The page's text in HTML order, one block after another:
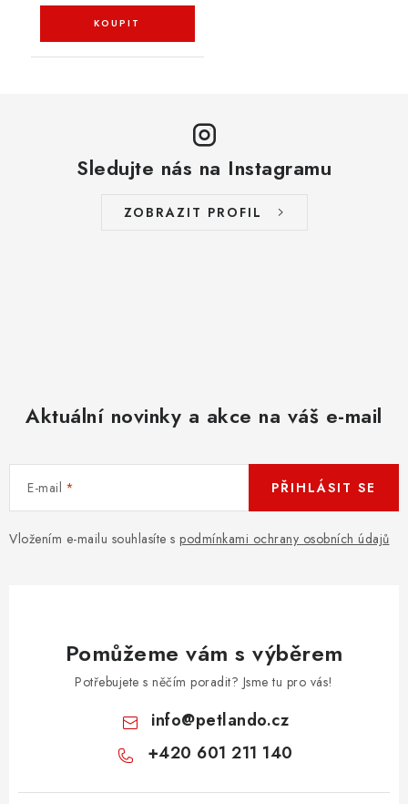
Sledujte nás na Instagramu
ZOBRAZIT PROFIL
Aktuální novinky a akce na váš e-mail
E-mail
Vložením e-mailu souhlasíte s podmínkami ochrany osobních údajů
PŘIHLÁSIT SE
Pomůžeme vám s výběrem
Potřebujete s něčím poradit? Jsme tu pro vás!
info@petlando.cz
+420 601 211 140